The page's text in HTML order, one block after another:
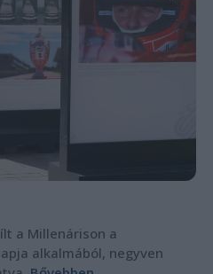
a Millenárison a
alkalmából, negyven